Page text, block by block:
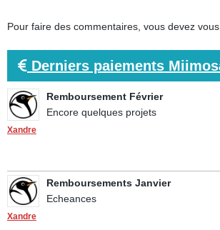
Pour faire des commentaires, vous devez vous
Derniers paiements
Xandre
Remboursement Février
Encore quelques projets
Xandre
Remboursements Janvier
Echeances